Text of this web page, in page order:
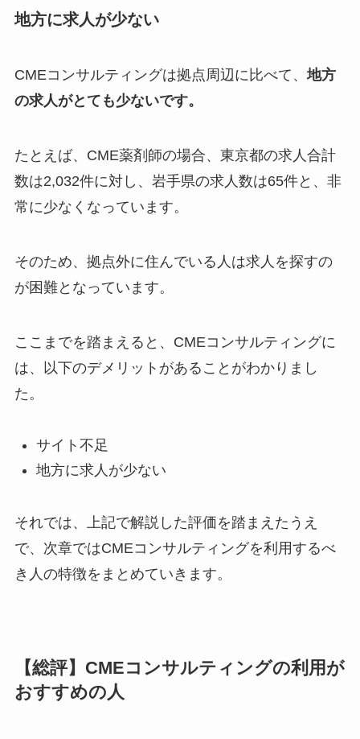
地方に求人が少ない
CMEコンサルティングは拠点周辺に比べて、地方
の求人がとても少ないです。
たとえば、CME薬剤師の場合、東京都の求人合計
数は2,032件に対し、岩手県の求人数は65件と、非
常に少なくなっています。
そのため、拠点外に住んでいる人は求人を探すの
が困難となっています。
ここまでを踏まえると、CMEコンサルティングに
は、以下のデメリットがあることがわかりまし
た。
サイト不足
地方に求人が少ない
それでは、上記で解説した評価を踏まえたうえ
で、次章ではCMEコンサルティングを利用するべ
き人の特徴をまとめていきます。
【総評】CMEコンサルティングの利用が
おすすめの人